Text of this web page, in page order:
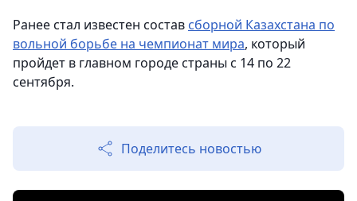
Ранее стал известен состав сборной Казахстана по
вольной борьбе на чемпионат мира, который
пройдет в главном городе страны с 14 по 22
сентября.
Поделитесь новостью